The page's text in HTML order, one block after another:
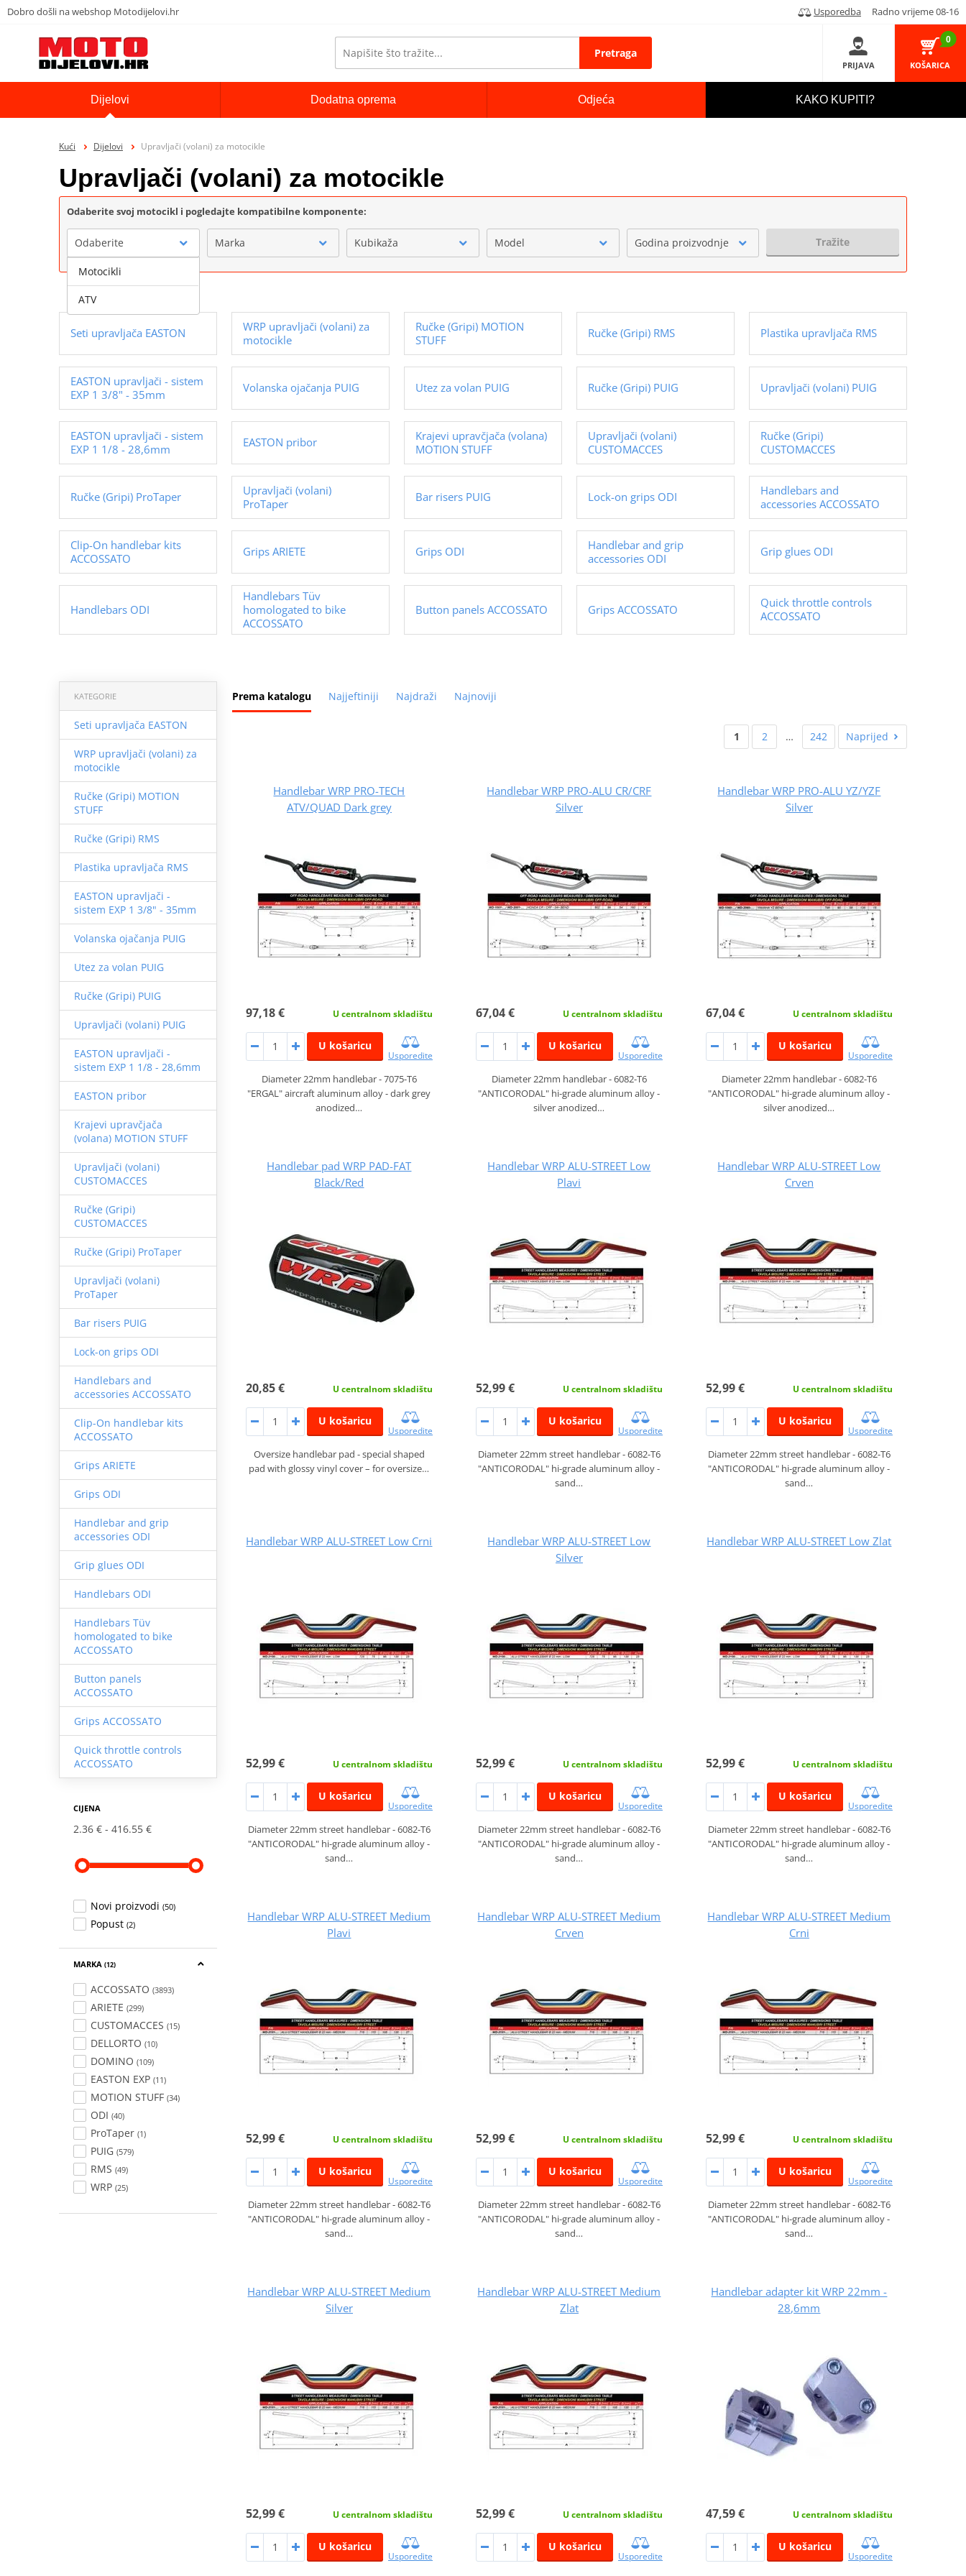
Dobro došli na webshop Motodijelovi.hr Usporedba Radno vrijeme 08-16
Pretraga
PRIJAVA
0
KOŠARICA
Dijelovi Dodatna oprema Odjeća KAKO KUPITI?
Kući Dijelovi Upravljači (volani) za motocikle
Upravljači (volani) za motocikle
Odaberite svoj motocikl i pogledajte kompatibilne komponente:
Odaberite Marka Kubikaža Model Godina proizvodnje Tražite
Seti upravljača EASTON
WRP upravljači (volani) za
motocikle
Ručke (Gripi) MOTION
STUFF
Ručke (Gripi) RMS Plastika upravljača RMS
EASTON upravljači - sistem
EXP 1 3/8" - 35mm
Volanska ojačanja PUIG Utez za volan PUIG Ručke (Gripi) PUIG Upravljači (volani) PUIG
EASTON upravljači - sistem
EXP 1 1/8 - 28,6mm
EASTON pribor
Krajevi upravčjača (volana)
MOTION STUFF
Upravljači (volani)
CUSTOMACCES
Ručke (Gripi)
CUSTOMACCES
Ručke (Gripi) ProTaper
Upravljači (volani)
ProTaper
Bar risers PUIG Lock-on grips ODI
Handlebars and
accessories ACCOSSATO
Clip-On handlebar kits
ACCOSSATO
Grips ARIETE Grips ODI
Handlebar and grip
accessories ODI
Grip glues ODI
Handlebars ODI
Handlebars Tüv
homologated to bike
ACCOSSATO
Button panels ACCOSSATO Grips ACCOSSATO
Quick throttle controls
ACCOSSATO
Prema katalogu Najjeftiniji Najdraži Najnoviji
KATEGORIE
Seti upravljača EASTON
WRP upravljači (volani) za
motocikle
Ručke (Gripi) MOTION
STUFF
Ručke (Gripi) RMS
Plastika upravljača RMS
EASTON upravljači -
sistem EXP 1 3/8" - 35mm
Volanska ojačanja PUIG
Utez za volan PUIG
Ručke (Gripi) PUIG
Upravljači (volani) PUIG
EASTON upravljači -
sistem EXP 1 1/8 - 28,6mm
EASTON pribor
Krajevi upravčjača
(volana) MOTION STUFF
Upravljači (volani)
CUSTOMACCES
Ručke (Gripi)
CUSTOMACCES
Ručke (Gripi) ProTaper
Upravljači (volani)
ProTaper
Bar risers PUIG
Lock-on grips ODI
Handlebars and
accessories ACCOSSATO
Clip-On handlebar kits
ACCOSSATO
Grips ARIETE
Grips ODI
Handlebar and grip
accessories ODI
Grip glues ODI
Handlebars ODI
Handlebars Tüv
homologated to bike
ACCOSSATO
Button panels
ACCOSSATO
Grips ACCOSSATO
Quick throttle controls
ACCOSSATO
CIJENA
2.36 € 416.55 €
Novi proizvodi (50)
Popust (2)
MARKA (12)
ACCOSSATO (3893)
ARIETE (299)
CUSTOMACCES (15)
DELLORTO (10)
DOMINO (109)
EASTON EXP (11)
MOTION STUFF (34)
ODI (40)
ProTaper (1)
PUIG (579)
RMS (49)
WRP (25)
1 2 … 242 Naprijed
Handlebar WRP PRO-TECH
ATV/QUAD Dark grey
97,18 € U centralnom skladištu
U košaricu
Usporedite
Diameter 22mm handlebar - 7075-T6
"ERGAL" aircraft aluminum alloy - dark grey
anodized…
Handlebar WRP PRO-ALU CR/CRF
Silver
67,04 € U centralnom skladištu
U košaricu
Usporedite
Diameter 22mm handlebar - 6082-T6
"ANTICORODAL" hi-grade aluminum alloy -
silver anodized…
Handlebar WRP PRO-ALU YZ/YZF
Silver
67,04 € U centralnom skladištu
U košaricu
Usporedite
Diameter 22mm handlebar - 6082-T6
"ANTICORODAL" hi-grade aluminum alloy -
silver anodized…
Handlebar pad WRP PAD-FAT
Black/Red
20,85 € U centralnom skladištu
U košaricu
Usporedite
Oversize handlebar pad - special shaped
pad with glossy vinyl cover – for oversize…
Handlebar WRP ALU-STREET Low
Plavi
52,99 € U centralnom skladištu
U košaricu
Usporedite
Diameter 22mm street handlebar - 6082-T6
"ANTICORODAL" hi-grade aluminum alloy -
sand…
Handlebar WRP ALU-STREET Low
Crven
52,99 € U centralnom skladištu
U košaricu
Usporedite
Diameter 22mm street handlebar - 6082-T6
"ANTICORODAL" hi-grade aluminum alloy -
sand…
Handlebar WRP ALU-STREET Low Crni
52,99 € U centralnom skladištu
U košaricu
Usporedite
Diameter 22mm street handlebar - 6082-T6
"ANTICORODAL" hi-grade aluminum alloy -
sand…
Handlebar WRP ALU-STREET Low
Silver
52,99 € U centralnom skladištu
U košaricu
Usporedite
Diameter 22mm street handlebar - 6082-T6
"ANTICORODAL" hi-grade aluminum alloy -
sand…
Handlebar WRP ALU-STREET Low Zlat
52,99 € U centralnom skladištu
U košaricu
Usporedite
Diameter 22mm street handlebar - 6082-T6
"ANTICORODAL" hi-grade aluminum alloy -
sand…
Handlebar WRP ALU-STREET Medium
Plavi
52,99 € U centralnom skladištu
U košaricu
Usporedite
Diameter 22mm street handlebar - 6082-T6
"ANTICORODAL" hi-grade aluminum alloy -
sand…
Handlebar WRP ALU-STREET Medium
Crven
52,99 € U centralnom skladištu
U košaricu
Usporedite
Diameter 22mm street handlebar - 6082-T6
"ANTICORODAL" hi-grade aluminum alloy -
sand…
Handlebar WRP ALU-STREET Medium
Crni
52,99 € U centralnom skladištu
U košaricu
Usporedite
Diameter 22mm street handlebar - 6082-T6
"ANTICORODAL" hi-grade aluminum alloy -
sand…
Handlebar WRP ALU-STREET Medium
Silver
52,99 € U centralnom skladištu
U košaricu
Usporedite
Handlebar WRP ALU-STREET Medium
Zlat
52,99 € U centralnom skladištu
U košaricu
Usporedite
Handlebar adapter kit WRP 22mm -
28,6mm
47,59 € U centralnom skladištu
U košaricu
Usporedite
Motocikli
ATV